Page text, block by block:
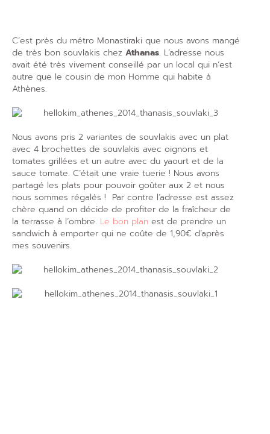
C’est près du métro Monastiraki que nous avons mangé
de très bon souvlakis chez Athanas. L’adresse nous
avait été très vivement conseillé par un local qui n’est
autre que le cousin de mon Homme qui habite à
Athènes.
Nous avons pris 2 variantes de souvlakis avec un plat
avec 4 brochettes de souvlakis avec oignons et
tomates grillées et un autre avec du yaourt et de la
sauce tomate. C’était une vraie tuerie ! Nous avons
partagé les plats pour pouvoir goûter aux 2 et nous
nous sommes régalés ! Par contre l’adresse est assez
chère quand on décide de profiter de la fraîcheur de
la terrasse à l’ombre. Le bon plan est de prendre un
sandwich à emporter qui ne coûte de 1,90€ d’après
mes souvenirs.